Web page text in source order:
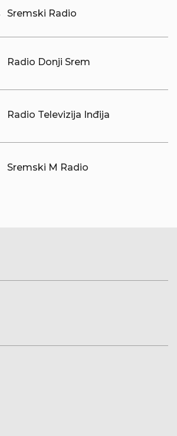
Sremski Radio
Radio Donji Srem
Radio Televizija Inđija
Sremski M Radio